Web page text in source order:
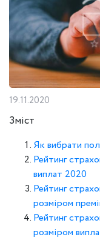
19.11.2020
Зміст
Як вибрати
Рейтинг
виплат 2020
Рейтинг
розміром
Рейтинг
розміром